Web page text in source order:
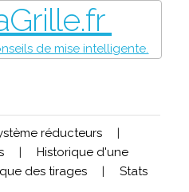
de mise intelligente.
réducteurs
|
|
Historique d'une
des tirages |
Stats